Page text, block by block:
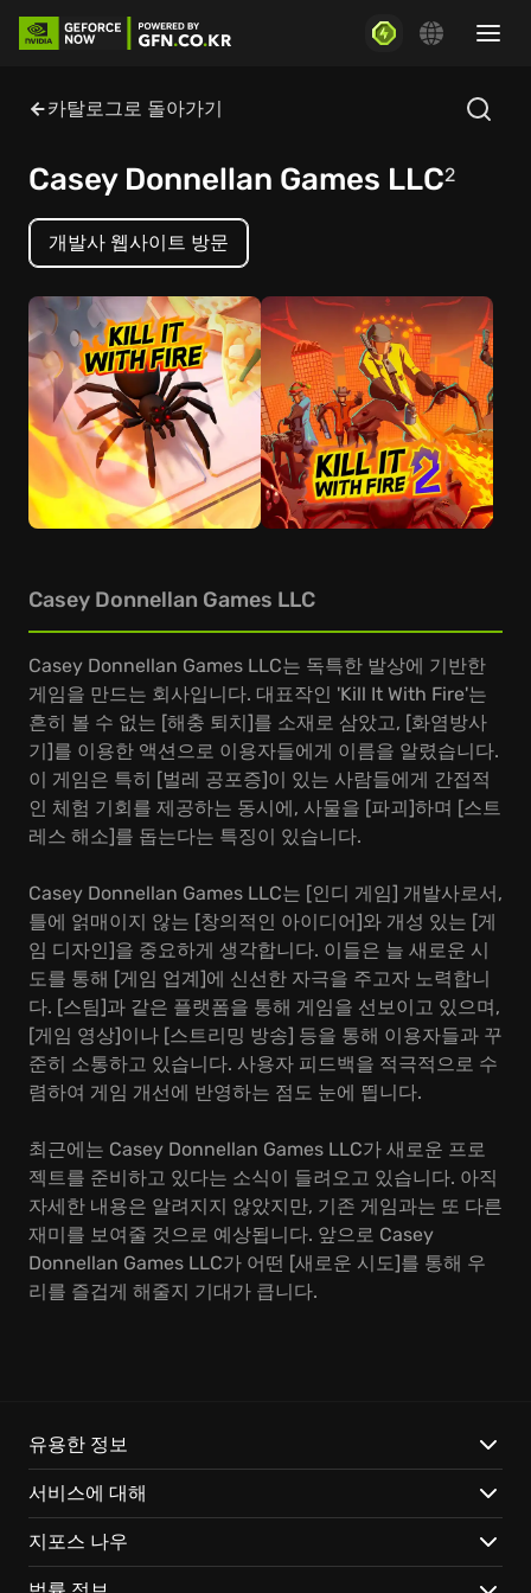
카탈로그로 돌아가기
Casey Donnellan Games LLC2
개발사 웹사이트 방문
Casey Donnellan Games LLC
Casey Donnellan Games LLC는 독특한 발상에 기반한
게임을 만드는 회사입니다. 대표작인 'Kill It With Fire'는
흔히 볼 수 없는 [해충 퇴치]를 소재로 삼았고, [화염방사
기]를 이용한 액션으로 이용자들에게 이름을 알렸습니다.
이 게임은 특히 [벌레 공포증]이 있는 사람들에게 간접적
인 체험 기회를 제공하는 동시에, 사물을 [파괴]하며 [스트
레스 해소]를 돕는다는 특징이 있습니다.
Casey Donnellan Games LLC는 [인디 게임] 개발사로서,
틀에 얽매이지 않는 [창의적인 아이디어]와 개성 있는 [게
임 디자인]을 중요하게 생각합니다. 이들은 늘 새로운 시
도를 통해 [게임 업계]에 신선한 자극을 주고자 노력합니
다. [스팀]과 같은 플랫폼을 통해 게임을 선보이고 있으며,
[게임 영상]이나 [스트리밍 방송] 등을 통해 이용자들과 꾸
준히 소통하고 있습니다. 사용자 피드백을 적극적으로 수
렴하여 게임 개선에 반영하는 점도 눈에 띕니다.
최근에는 Casey Donnellan Games LLC가 새로운 프로
젝트를 준비하고 있다는 소식이 들려오고 있습니다. 아직
자세한 내용은 알려지지 않았지만, 기존 게임과는 또 다른
재미를 보여줄 것으로 예상됩니다. 앞으로 Casey
Donnellan Games LLC가 어떤 [새로운 시도]를 통해 우
리를 즐겁게 해줄지 기대가 큽니다.
유용한 정보
서비스에 대해
지포스 나우